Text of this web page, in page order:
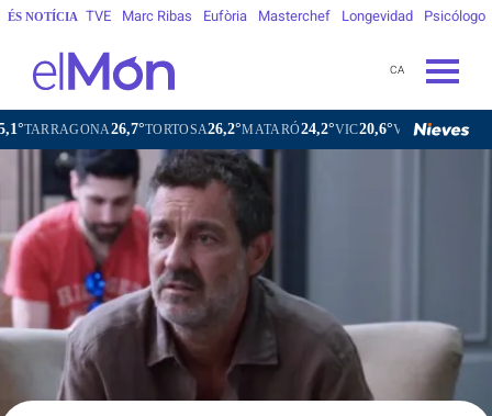
ÉS NOTÍCIA TVE Marc Ribas Eufòria Masterchef Longevidad Psicólogo
CA
26,7°TORTOSA26,2°MATARÓ24,2°VIC20,6°VILAFRANCA DEL PENEDÈS